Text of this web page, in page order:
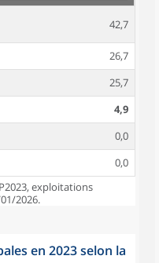
42,7
26,7
25,7
4,9
0,0
0,0
exploitations
2026.
en 2023 selon la